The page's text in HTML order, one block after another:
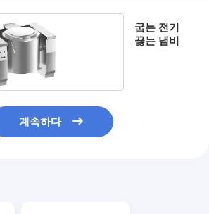
굽는 전기
끓는 냄비
계속하다